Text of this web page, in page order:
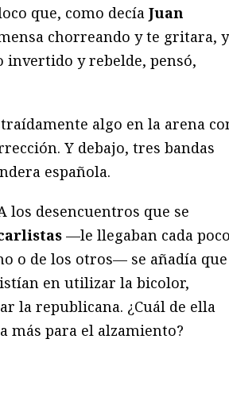
que, como decía Juan
chorreando y te gritara, y
y rebelde, pensó,
algo en la arena
Y debajo, tres bandas
española.
los desencuentros que se
—le llegaban cada poco
o de los otros— se añadía que
en utilizar la bicolor,
la republicana. ¿Cuál de ella
más para el alzamiento?